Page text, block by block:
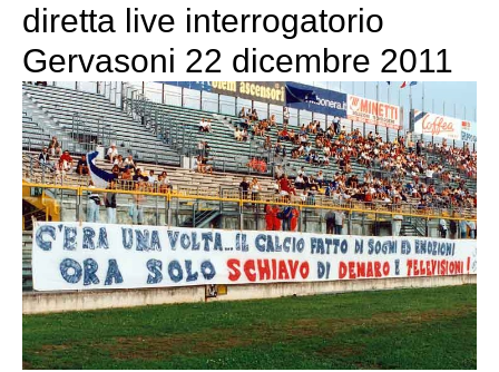
diretta live interrogatorio
Gervasoni 22 dicembre 2011